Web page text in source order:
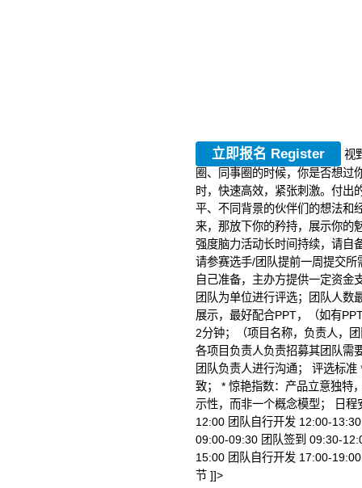
立即报名 Register
视
圈、同事圈的时候，你是否想过
时，快速高效，紧张刺激。付出
平、不同背景的伙伴们的想法和
来，那放下你的矜持，展示你的
强度脑力活动长时间持续，请自
请参赛选手/团队提前一周提交
自己准备，主办方提供一定资金
团队为单位进行评选；团队人数
展示，最好配合PPT，（如有
2分钟；（项目名称，负责人，
各项目负责人负责招募其团队需
团队负责人进行沟通； 评选标
致； * 惊艳指数：产品立意独特
示性，而非一个概念模型； 日
12:00 团队自行开发 12:00-
09:00-09:30 团队签到 09:30-
15:00 团队自行开发 17:00-
节 ]]>